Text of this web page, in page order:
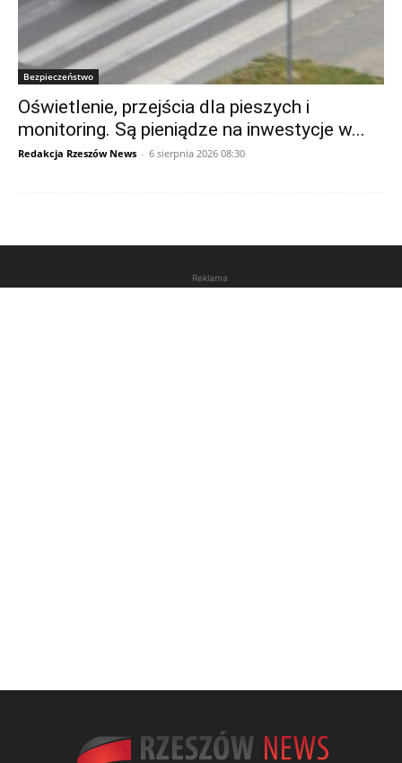
Bezpieczeństwo
Oświetlenie, przejścia dla pieszych i
monitoring. Są pieniądze na inwestycje w...
Redakcja Rzeszów News - 6 sierpnia 2026 08:30
Reklama